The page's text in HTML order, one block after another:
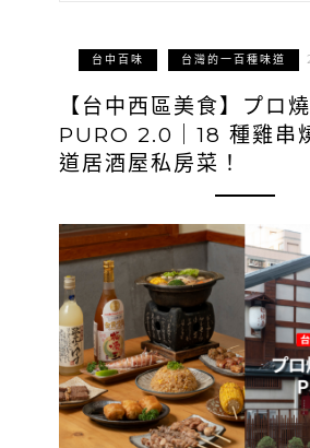
台中百味 台灣的一百種味道
【台中西區美食】プロ
PURO 2.0｜18 種雞串
道居酒屋私房菜！